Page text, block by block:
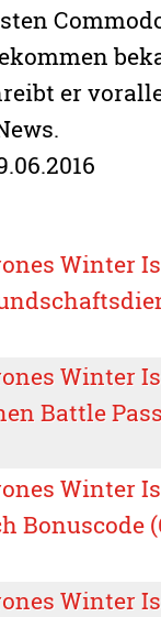
er
Winter
Winter
Battle
Winter
Bonuscode
Winter